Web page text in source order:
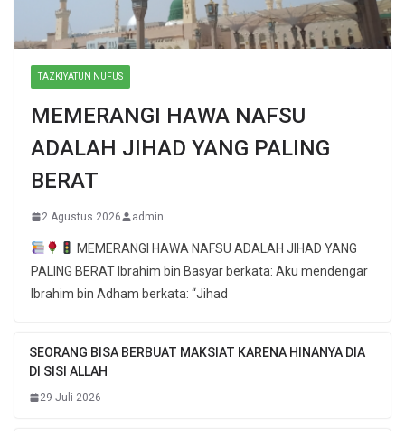
TAZKIYATUN NUFUS
MEMERANGI HAWA NAFSU
ADALAH JIHAD YANG PALING
BERAT
2 Agustus 2026 admin
MEMERANGI HAWA NAFSU ADALAH JIHAD YANG
PALING BERAT Ibrahim bin Basyar berkata: Aku mendengar
Ibrahim bin Adham berkata: “Jihad
SEORANG BISA BERBUAT MAKSIAT KARENA HINANYA DIA
DI SISI ALLAH
29 Juli 2026